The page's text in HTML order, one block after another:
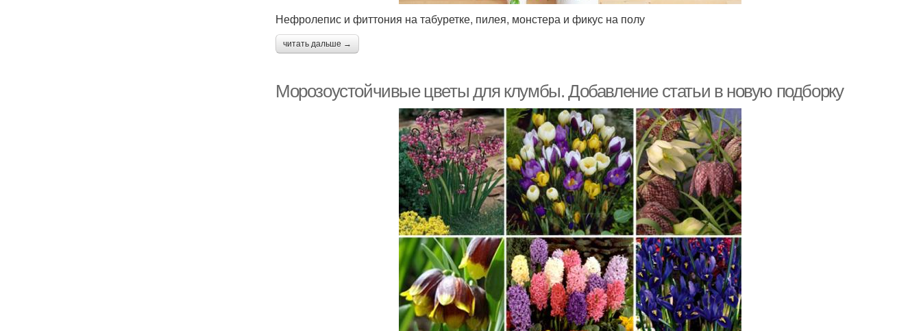
Нефролепис и фиттония на табуретке, пилея, монстера и фикус на полу
читать дальше →
Морозоустойчивые цветы для клумбы. Добавление статьи в новую подборку